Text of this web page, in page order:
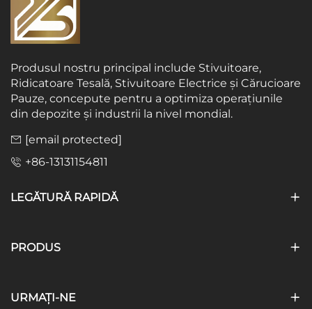
Produsul nostru principal include Stivuitoare,
Ridicatoare Tesală, Stivuitoare Electrice și Cărucioare
Pauze, concepute pentru a optimiza operațiunile
din depozite și industrii la nivel mondial.
[email protected]
+86-13131154811
LEGĂTURĂ RAPIDĂ
PRODUS
URMAȚI-NE